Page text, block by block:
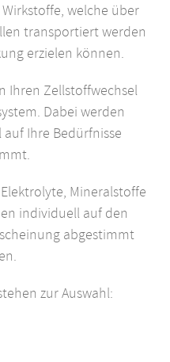
welche über
transportiert werden
erzielen können.
Ihren Zellstoffwechsel
Dabei werden
Ihre Bedürfnisse
Mineralstoffe
individuell auf den
abgestimmt
zur Auswahl: